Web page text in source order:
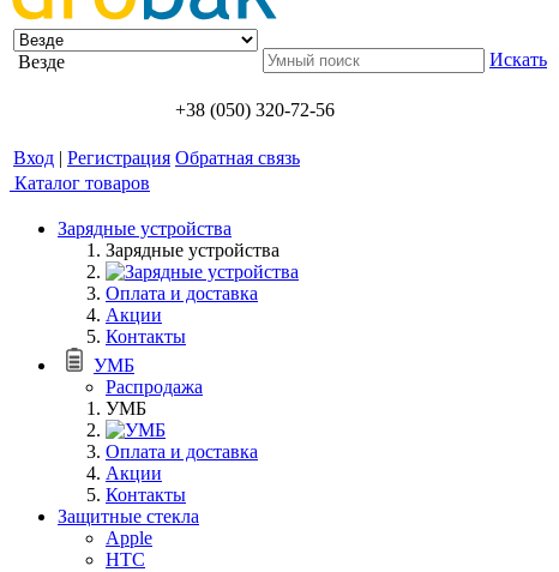
Везде Искать
+38 (050) 320-72-56
Вход | Регистрация Обратная связь
Каталог товаров
Зарядные устройства
Зарядные устройства
Оплата и доставка
Акции
Контакты
УМБ
Распродажа
УМБ
Оплата и доставка
Акции
Контакты
Защитные стекла
Apple
HTC